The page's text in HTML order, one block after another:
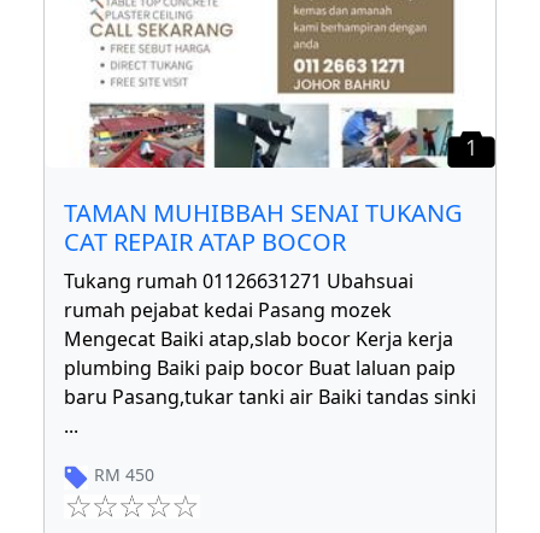
1
TAMAN MUHIBBAH SENAI TUKANG
CAT REPAIR ATAP BOCOR
Tukang rumah 01126631271 Ubahsuai
rumah pejabat kedai Pasang mozek
Mengecat Baiki atap,slab bocor Kerja kerja
plumbing Baiki paip bocor Buat laluan paip
baru Pasang,tukar tanki air Baiki tandas sinki
...
RM 450